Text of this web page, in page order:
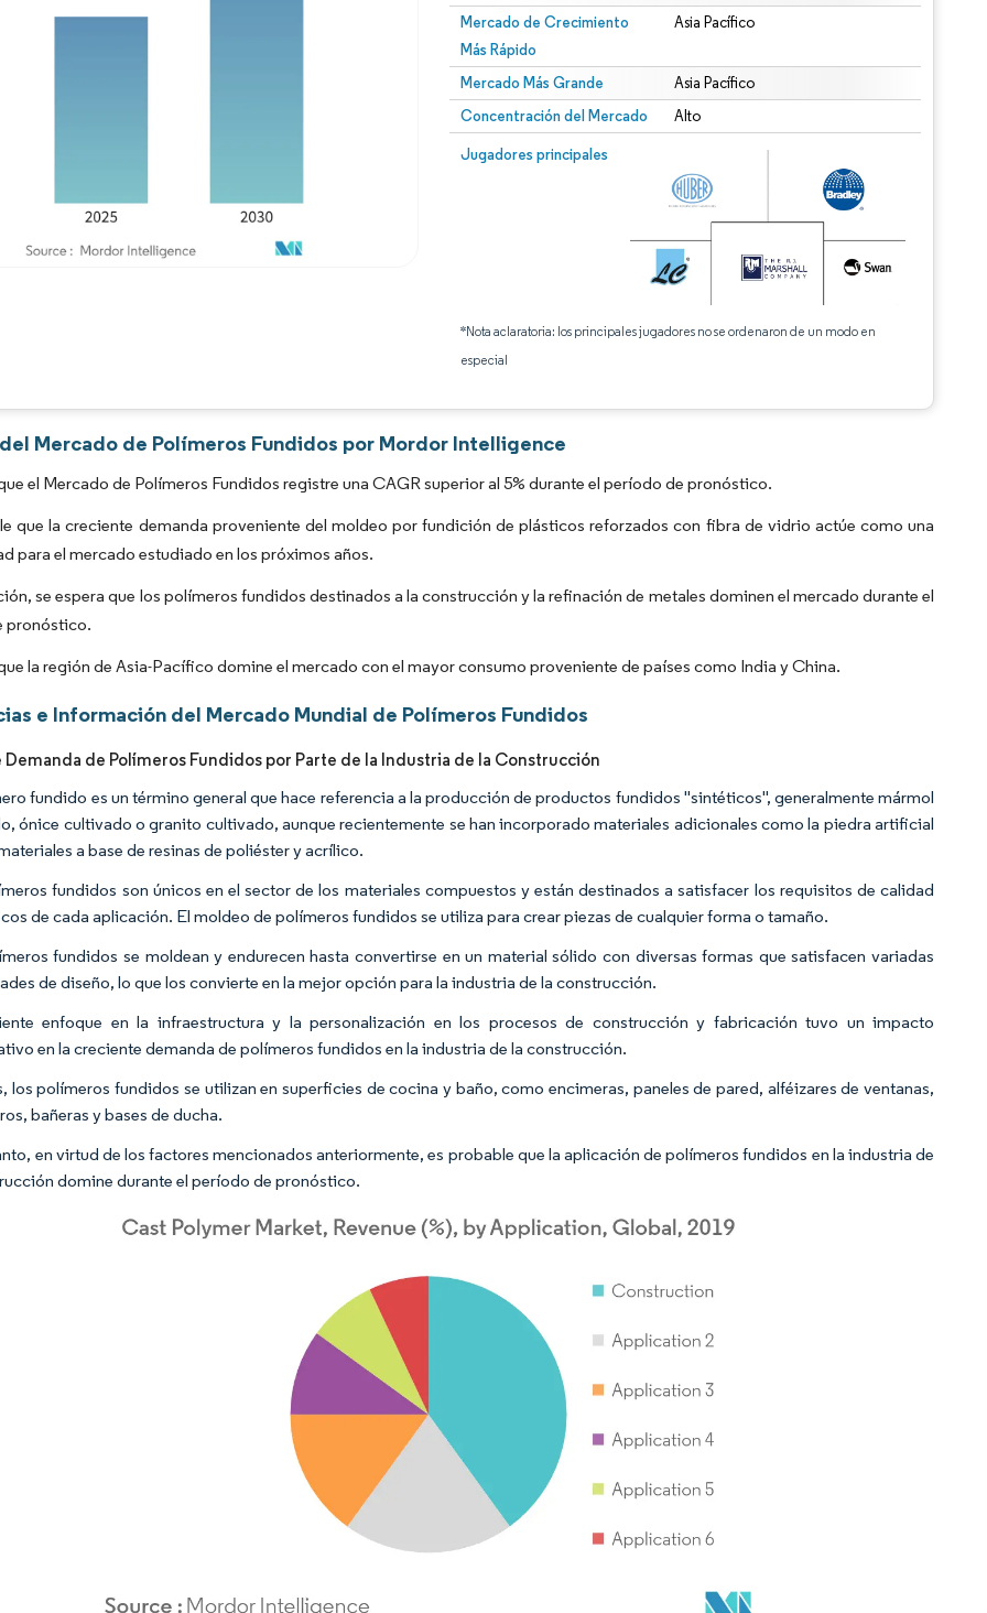
Mercado de Crecimiento
Más Rápido
Asia Pacífico
Mercado Más Grande Asia Pacífico
Concentración del Mercado Alto
Jugadores principales
*Nota aclaratoria: los principales jugadores no se ordenaron de un modo en
especial
Mercado de Polímeros Fundidos por Mordor Intelligence
el Mercado de Polímeros Fundidos registre una CAGR superior al 5% durante el período de pronóstico.
que la creciente demanda proveniente del moldeo por fundición de plásticos reforzados con fibra de vidrio actúe como una
para el mercado estudiado en los próximos años.
se espera que los polímeros fundidos destinados a la construcción y la refinación de metales dominen el mercado durante el
pronóstico.
la región de Asia-Pacífico domine el mercado con el mayor consumo proveniente de países como India y China.
e Información del Mercado Mundial de Polímeros Fundidos
de Polímeros Fundidos por Parte de la Industria de la Construcción
fundido es un término general que hace referencia a la producción de productos fundidos "sintéticos", generalmente mármol
ónice cultivado o granito cultivado, aunque recientemente se han incorporado materiales adicionales como la piedra artificial
a base de resinas de poliéster y acrílico.
fundidos son únicos en el sector de los materiales compuestos y están destinados a satisfacer los requisitos de calidad
de cada aplicación. El moldeo de polímeros fundidos se utiliza para crear piezas de cualquier forma o tamaño.
fundidos se moldean y endurecen hasta convertirse en un material sólido con diversas formas que satisfacen variadas
de diseño, lo que los convierte en la mejor opción para la industria de la construcción.
enfoque en la infraestructura y la personalización en los procesos de construcción y fabricación tuvo un impacto
en la creciente demanda de polímeros fundidos en la industria de la construcción.
los polímeros fundidos se utilizan en superficies de cocina y baño, como encimeras, paneles de pared, alféizares de ventanas,
bañeras y bases de ducha.
en virtud de los factores mencionados anteriormente, es probable que la aplicación de polímeros fundidos en la industria de
domine durante el período de pronóstico.